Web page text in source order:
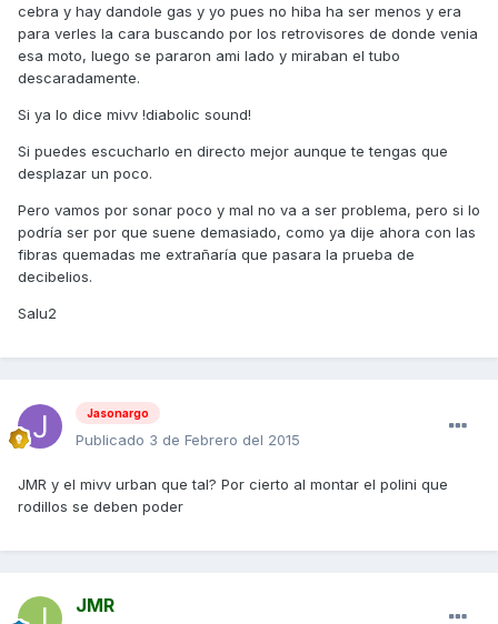
cebra y hay dandole gas y yo pues no hiba ha ser menos y era
para verles la cara buscando por los retrovisores de donde venia
esa moto, luego se pararon ami lado y miraban el tubo
descaradamente.
Si ya lo dice mivv !diabolic sound!
Si puedes escucharlo en directo mejor aunque te tengas que
desplazar un poco.
Pero vamos por sonar poco y mal no va a ser problema, pero si lo
podría ser por que suene demasiado, como ya dije ahora con las
fibras quemadas me extrañaría que pasara la prueba de
decibelios.
Salu2
Jasonargo
Publicado 3 de Febrero del 2015
JMR y el mivv urban que tal? Por cierto al montar el polini que
rodillos se deben poder
JMR